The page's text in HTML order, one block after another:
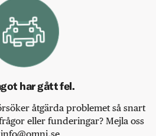
har gått fel.
åtgärda problemet så snart
eller funderingar? Mejla oss